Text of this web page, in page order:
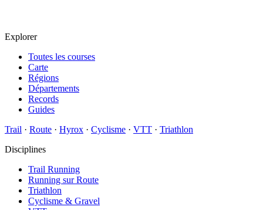
Explorer
Toutes les courses
Carte
Régions
Départements
Records
Guides
Trail · Route · Hyrox · Cyclisme · VTT · Triathlon
Disciplines
Trail Running
Running sur Route
Triathlon
Cyclisme & Gravel